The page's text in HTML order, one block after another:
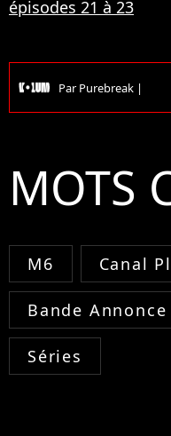
épisodes 21 à 23
ParPurebreak |
MOTS
M6 Canal
Bande Annonce
Séries